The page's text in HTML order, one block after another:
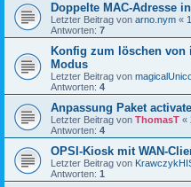
Doppelte MAC-Adresse
Letzter Beitrag von arno.nym «
Antworten: 7
Konfig zum löschen von
Modus
Letzter Beitrag von
Antworten: 4
Anpassung Paket
Letzter Beitrag von ThomasT «
Antworten: 4
OPSI-Kiosk mit WAN-
Letzter Beitrag von
Antworten: 1